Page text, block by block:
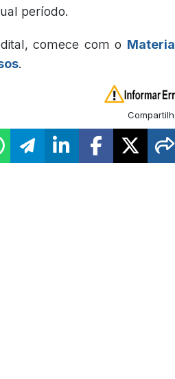
período.
comece com o
.